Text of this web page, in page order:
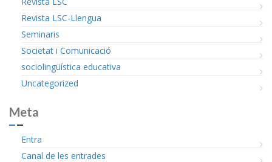
Revista LSC-Llengua
Seminaris
Societat i Comunicació
sociolingüística educativa
Uncategorized
Meta
Entra
Canal de les entrades